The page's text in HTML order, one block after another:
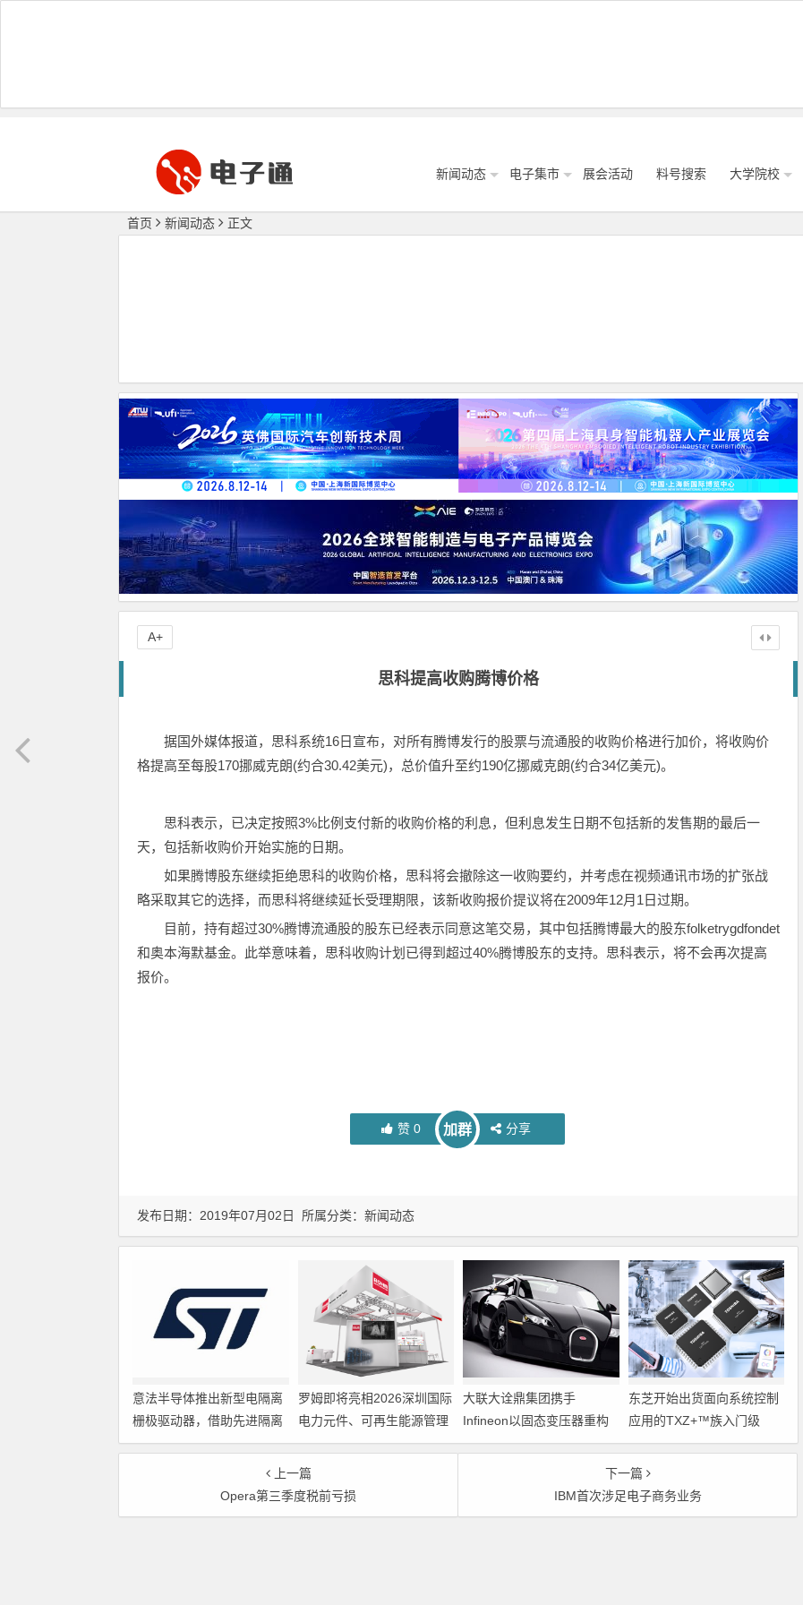
新闻动态 电子集市 展会活动 料号搜索 大学院校
首页 新闻动态 正文
思科提高收购腾博价格
据国外媒体报道，思科系统16日宣布，对所有腾博发行的股票与流通股的收购价格进行加价，将收购价
格提高至每股170挪威克朗(约合30.42美元)，总价值升至约190亿挪威克朗(约合34亿美元)。
思科表示，已决定按照3%比例支付新的收购价格的利息，但利息发生日期不包括新的发售期的最后一
天，包括新收购价开始实施的日期。
如果腾博股东继续拒绝思科的收购价格，思科将会撤除这一收购要约，并考虑在视频通讯市场的扩张战
略采取其它的选择，而思科将继续延长受理期限，该新收购报价提议将在2009年12月1日过期。
目前，持有超过30%腾博流通股的股东已经表示同意这笔交易，其中包括腾博最大的股东folketrygdfondet
和奥本海默基金。此举意味着，思科收购计划已得到超过40%腾博股东的支持。思科表示，将不会再次提高
报价。
赞0 加群 分享
A+
发布日期：2019年07月02日 所属分类： 新闻动态
意法半导体推出新型电隔离
栅极驱动器，借助先进隔离
技术简化电源设计
罗姆即将亮相2026深圳国际
电力元件、可再生能源管理
展览会暨研讨会
大联大诠鼎集团携手
Infineon以固态变压器重构
配电效率新标杆
东芝开始出货面向系统控制
应用的TXZ+™族入门级
M4V组（搭载Arm
Cortex‑M4内核的标准微控
制器）工程样品
上一篇
Opera第三季度税前亏损
下一篇
IBM首次涉足电子商务业务